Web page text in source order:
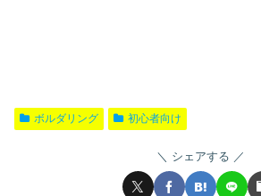
ボルダリング 初心者向け
シェアする